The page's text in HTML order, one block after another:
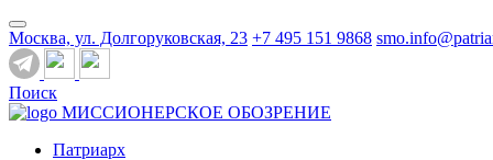
Москва, ул. Долгоруковская, 23 +7 495 151 9868
Поиск
МИССИОНЕРСКОЕ ОБОЗРЕНИЕ
Патриарх